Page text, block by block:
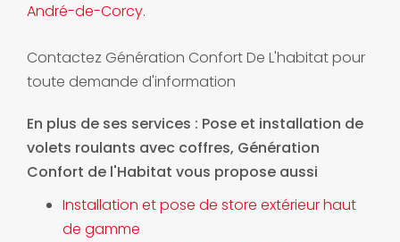
André-de-Corcy.
Contactez Génération Confort De L'habitat pour
toute demande d'information
En plus de ses services : Pose et installation de
volets roulants avec coffres, Génération
Confort de l'Habitat vous propose aussi
Installation et pose de store extérieur haut
de gamme